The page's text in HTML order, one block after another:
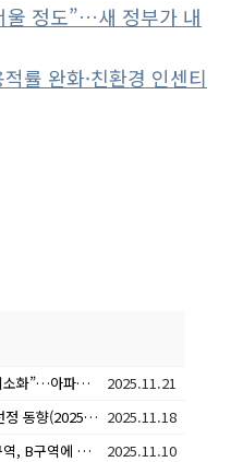
울 정도”…새 정부가 내
률 완화·친환경 인센티
재건축 상가 아예 안짓거나 최소화”…아파트 올인하는 방식 확산
2025.11.21
11월 재개발·재건축 시공자 선정 동향(2025.10.27.~2025.11.23.) 2025.11.18
투기과열지구내 정비사업 A구역, B구역에 모두 조합원인 경우 5년 재당첨 적용 여부 및 기준은?
2025.11.10